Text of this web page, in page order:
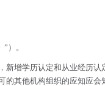
”）。
增学历认定和从业经历
其他机构组织的应知应